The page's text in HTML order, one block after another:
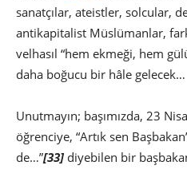
sanatçılar, ateistler, solcular,
antikapitalist Müslümanlar,
velhasıl “hem ekmeği, hem
daha boğucu bir hâle gelecek…
Unutmayın; başımızda, 23
öğrenciye, “Artık sen
de…”[33]diyebilen bir